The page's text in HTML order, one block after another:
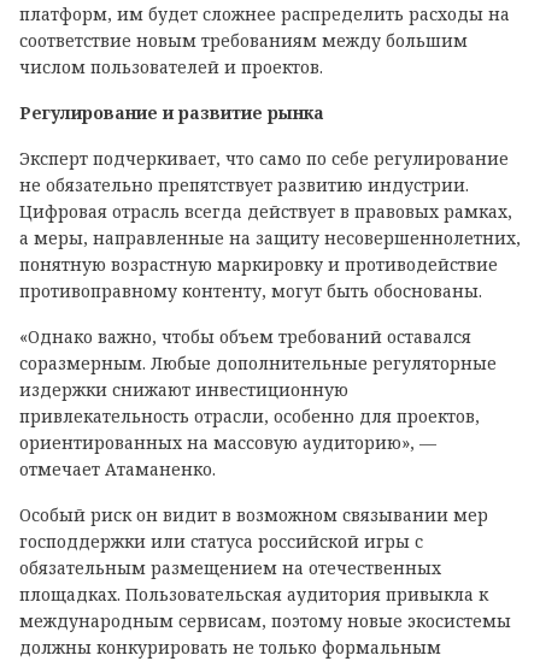
платформ, им будет сложнее распределить расходы на
соответствие новым требованиям между большим
числом пользователей и проектов.
Регулирование и развитие рынка
Эксперт подчеркивает, что само по себе регулирование
не обязательно препятствует развитию индустрии.
Цифровая отрасль всегда действует в правовых рамках,
а меры, направленные на защиту несовершеннолетних,
понятную возрастную маркировку и противодействие
противоправному контенту, могут быть обоснованы.
«Однако важно, чтобы объем требований оставался
соразмерным. Любые дополнительные регуляторные
издержки снижают инвестиционную
привлекательность отрасли, особенно для проектов,
ориентированных на массовую аудиторию», —
отмечает Атаманенко.
Особый риск он видит в возможном связывании мер
господдержки или статуса российской игры с
обязательным размещением на отечественных
площадках. Пользовательская аудитория привыкла к
международным сервисам, поэтому новые экосистемы
должны конкурировать не только формальным